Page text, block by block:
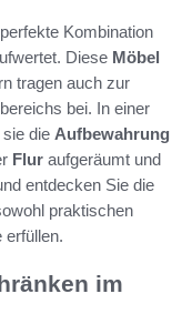
Kombination
Diese Möbel
tragen auch zur
bei. In einer
die Aufbewahrung
Flur aufgeräumt und
entdecken Sie die
praktischen
erfüllen.
im